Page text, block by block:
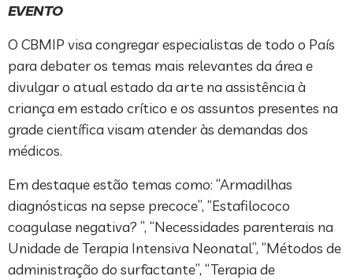
EVENTO
O CBMIP visa congregar especialistas de todo o País
para debater os temas mais relevantes da área e
divulgar o atual estado da arte na assistência à
criança em estado crítico e os assuntos presentes na
grade científica visam atender às demandas dos
médicos.
Em destaque estão temas como: “Armadilhas
diagnósticas na sepse precoce”, “Estafilococo
coagulase negativa? ”, “Necessidades parenterais na
Unidade de Terapia Intensiva Neonatal”, “Métodos de
administração do surfactante”, “Terapia de